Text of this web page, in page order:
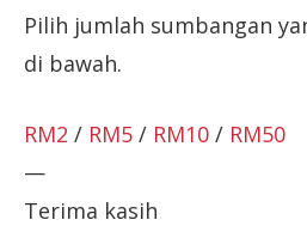
Pilih jumlah sumbangan
di bawah.
RM2 / RM5 / RM10 / RM50
—
Terima kasih